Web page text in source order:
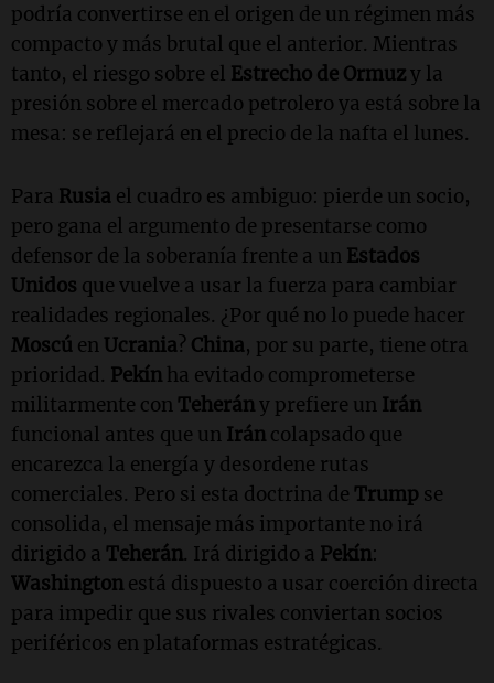
podría convertirse en el origen de un régimen más
compacto y más brutal que el anterior. Mientras
tanto, el riesgo sobre el Estrecho de Ormuzy la
presión sobre el mercado petrolero ya está sobre la
mesa: se reflejará en el precio de la nafta el lunes.
Para Rusia el cuadro es ambiguo: pierde un socio,
pero gana el argumento de presentarse como
defensor de la soberanía frente a un Estados
Unidos que vuelve a usar la fuerza para cambiar
realidades regionales. ¿Por qué no lo puede hacer
Moscú en Ucrania? China, por su parte, tiene otra
prioridad. Pekín ha evitado comprometerse
militarmente con Teherány prefiere un Irán
funcional antes que un Irán colapsado que
encarezca la energía y desordene rutas
comerciales. Pero si esta doctrina de Trump se
consolida, el mensaje más importante no irá
dirigido a Teherán. Irá dirigido a Pekín:
Washington está dispuesto a usar coerción directa
para impedir que sus rivales conviertan socios
periféricos en plataformas estratégicas.